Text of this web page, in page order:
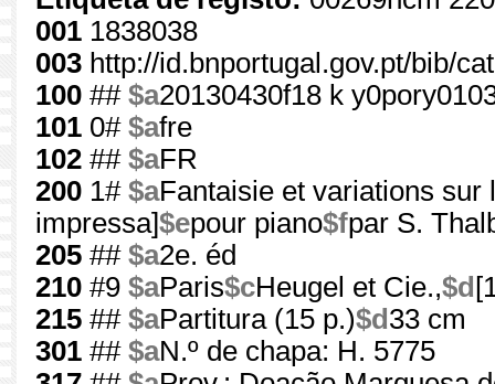
001 1838038
003 http://id.bnportugal.gov.pt/bib/
100 ## $a20130430f18 k
101 0# $afre
102 ## $aFR
200 1# $aFantaisie et variations sur
impressa]$epour piano$fpar S.
205 ## $a2e. éd
210 #9 $aParis$cHeugel et Cie.,$d
215 ## $aPartitura (15 p.)$d 33 cm
301 ## $aN.º de chapa: H. 5775